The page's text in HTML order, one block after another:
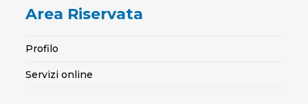
Area Riservata
Profilo
Servizi online